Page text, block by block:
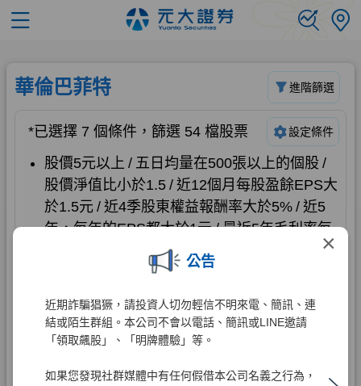
×
公告
近期詐騙猖獗，請投資人切勿輕信不明來電、簡訊、連
結或陌生群組。本公司不會以電話、簡訊或LINE邀請
「領取飆股」、「明牌體驗」等。
如果您發現社群媒體中有任何假借本公司名義之行為，